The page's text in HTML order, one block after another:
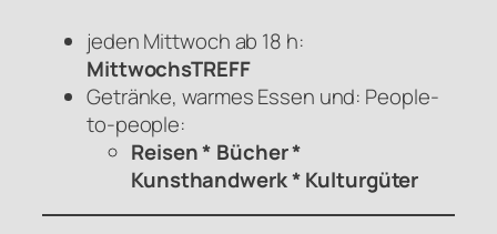
jeden Mittwoch ab 18 h:
MittwochsTREFF
Getränke, warmes Essen und: People-
to-people:
Reisen * Bücher *
Kunsthandwerk * Kulturgüter